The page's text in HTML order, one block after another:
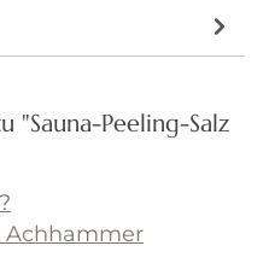
"Sauna-Peeling-Salz
Achhammer